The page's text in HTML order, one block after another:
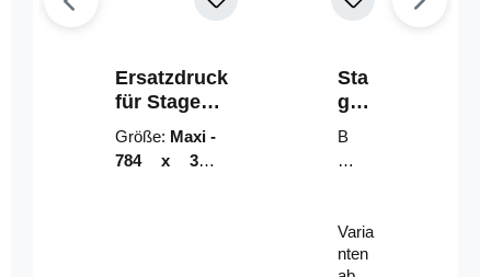
Ersatzdruck
für Stage
Riser
Größe: Maxi -
784 x 314
Sta
geri
ser-
LE
D-
el
B
un
mi
t
Varia
nten